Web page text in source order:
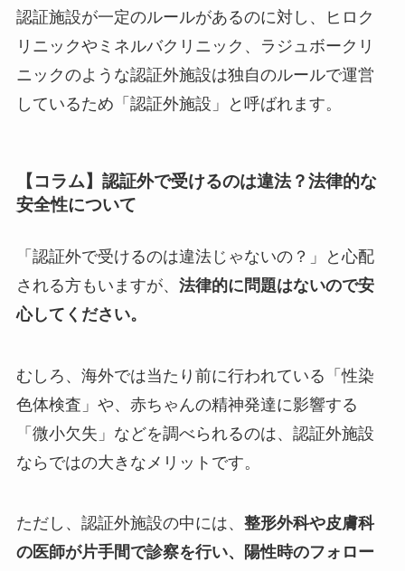
認証施設が一定のルールがあるのに対し、ヒロク
リニックやミネルバクリニック、ラジュボークリ
ニックのような認証外施設は独自のルールで運営
しているため「認証外施設」と呼ばれます。
【コラム】認証外で受けるのは違法？法律的な
安全性について
「認証外で受けるのは違法じゃないの？」と心配
される方もいますが、 法律的に問題はないので安
心してください。
むしろ、海外では当たり前に行われている「性染
色体検査」や、赤ちゃんの精神発達に影響する
「微小欠失」などを調べられるのは、認証外施設
ならではの大きなメリットです。
ただし、認証外施設の中には、 整形外科や皮膚科
の医師が片手間で診察を行い、陽性時のフォロー